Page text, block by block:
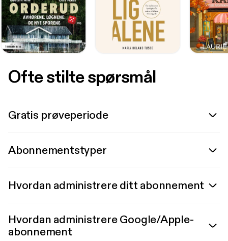
Ofte stilte spørsmål
Gratis prøveperiode
Abonnementstyper
Hvordan administrere ditt abonnement
Hvordan administrere Google/Apple-
abonnement